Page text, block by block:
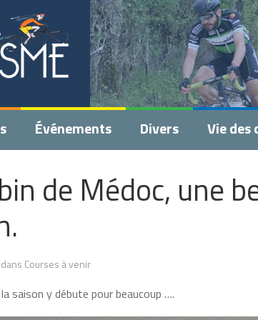
Événements Divers Vie des
de Médoc, une
Courses à venir
saison y débute pour beaucoup ….